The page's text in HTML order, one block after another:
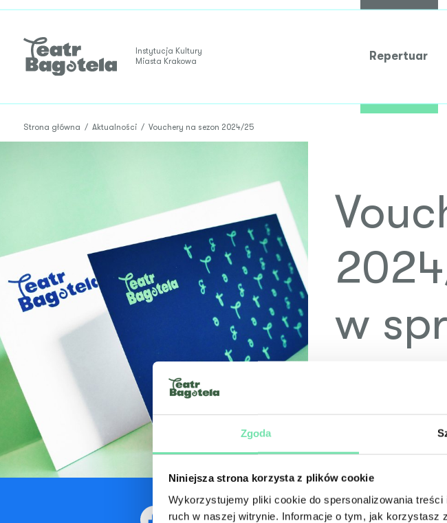
Zgoda
Niniejsza strona korzysta z plików cookie
Wykorzystujemy pliki cookie do spersonalizowania
ruch w naszej witrynie. Informacje o tym, jak korzystasz
Instytucja Kultury
Miasta Krakowa
Repertuar
Strona główna / Aktualności / Vouchery na sezon 2024/25
w